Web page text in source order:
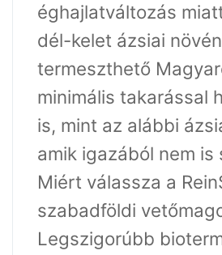
éghajlatváltozás
dél-kelet ázsiai
termeszthető
minimális takarással
is, mint az alábbi
amik igazából nem is
Miért válassza a
szabadföldi
Legszigorúbb